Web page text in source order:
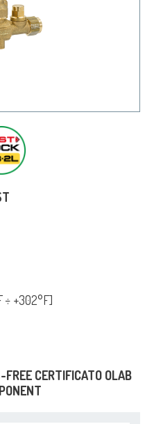
÷ +302°F]
CERTIFICATO OLAB